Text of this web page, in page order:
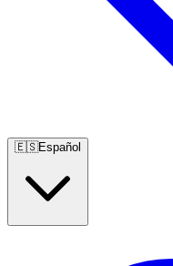
🇪🇸Español